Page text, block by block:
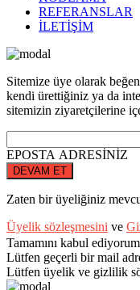
REFERANSLAR
İLETİŞİM
Sitemize üye olarak
kendi ürettiğiniz ya da
sitemizin ziyaretçilerine
EPOSTA ADRESİNİZ
DEVAM ET
Zaten bir üyeliğiniz
Üyelik sözleşmesini ve
Tamamını kabul
Lütfen geçerli bir mail
Lütfen üyelik ve gizlilik